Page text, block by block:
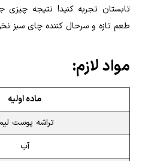
تابستان تجربه کنید! نتیجه
طعم تازه و سرحال کننده چای سبز
مواد لازم:
ماده اولیه
تراشه پوست
آب